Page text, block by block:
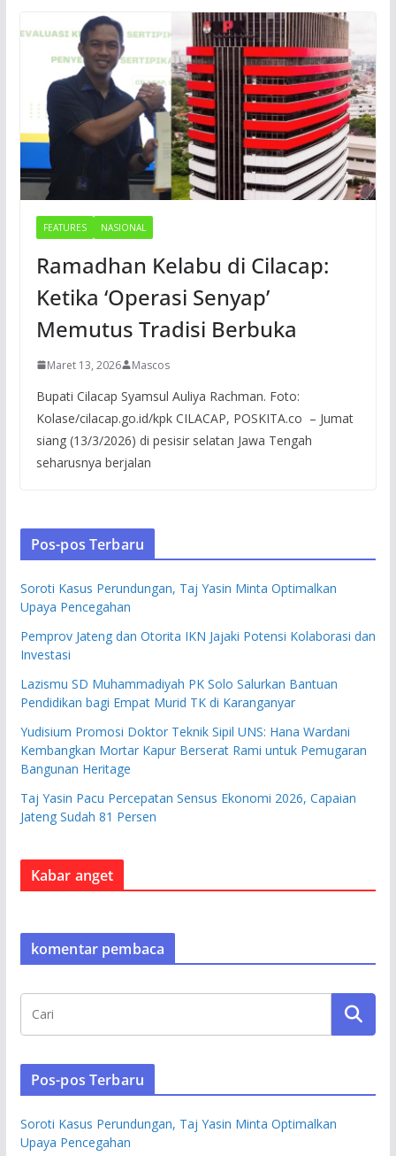
FEATURES NASIONAL
Ramadhan Kelabu di Cilacap:
Ketika ‘Operasi Senyap’
Memutus Tradisi Berbuka
Maret 13, 2026 Mascos
Bupati Cilacap Syamsul Auliya Rachman. Foto:
Kolase/cilacap.go.id/kpk CILACAP, POSKITA.co – Jumat
siang (13/3/2026) di pesisir selatan Jawa Tengah
seharusnya berjalan
Pos-pos Terbaru
Soroti Kasus Perundungan, Taj Yasin Minta Optimalkan
Upaya Pencegahan
Pemprov Jateng dan Otorita IKN Jajaki Potensi Kolaborasi dan
Investasi
Lazismu SD Muhammadiyah PK Solo Salurkan Bantuan
Pendidikan bagi Empat Murid TK di Karanganyar
Yudisium Promosi Doktor Teknik Sipil UNS: Hana Wardani
Kembangkan Mortar Kapur Berserat Rami untuk Pemugaran
Bangunan Heritage
Taj Yasin Pacu Percepatan Sensus Ekonomi 2026, Capaian
Jateng Sudah 81 Persen
Kabar anget
komentar pembaca
Pos-pos Terbaru
Soroti Kasus Perundungan, Taj Yasin Minta Optimalkan
Upaya Pencegahan